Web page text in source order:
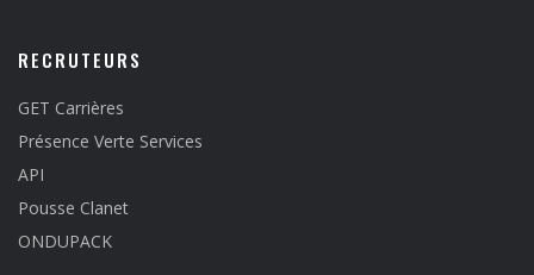
RECRUTEURS
GET Carrières
Présence Verte Services
API
Pousse Clanet
ONDUPACK